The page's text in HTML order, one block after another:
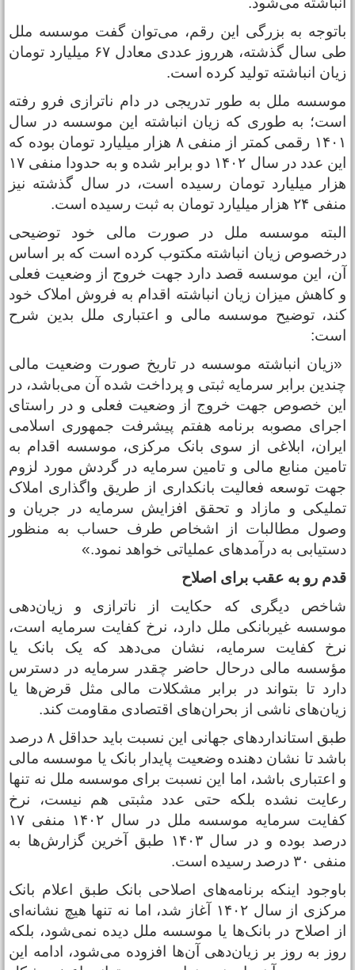
به بزرگی این رقم، می‌توان گفت موسسه ملل
طی سال گذشته، هرروز عددی معادل ۶۷ میلیارد تومان
انباشته تولید کرده است.
ملل به طور تدریجی در دام ناترازی فرو رفته
به طوری که زیان انباشته این موسسه در سال
۱۴۰۱ رقمی کمتر از منفی ۸ هزار میلیارد تومان بوده که
این عدد در سال ۱۴۰۲ دو برابر شده و به حدودا منفی ۱۷
میلیارد تومان رسیده است، در سال گذشته نیز
هزار میلیارد تومان به ثبت رسیده است.
موسسه ملل در صورت مالی خود توضیحی
زیان انباشته مکتوب کرده است که بر اساس
این موسسه قصد دارد جهت خروج از وضعیت فعلی
کاهش میزان زیان انباشته اقدام به فروش املاک خود
توضیح موسسه مالی و اعتباری ملل بدین شرح
انباشته موسسه در تاریخ صورت وضعیت مالی
برابر سرمایه ثبتی و پرداخت شده آن می‌باشد، در
خصوص جهت خروج از وضعیت فعلی و در راستای
مصوبه برنامه هفتم پیشرفت جمهوری اسلامی
ابلاغی از سوی بانک مرکزی، موسسه اقدام به
منابع مالی و تامین سرمایه در گردش مورد لزوم
توسعه فعالیت بانکداری از طریق واگذاری املاک
و مازاد و تحقق افزایش سرمایه در جریان و
مطالبات از اشخاص طرف حساب به منظور
به درآمد‌های عملیاتی خواهد نمود.»
رو به عقب برای اصلاح
دیگری که حکایت از ناترازی و زیان‌دهی
غیربانکی ملل دارد، نرخ کفایت سرمایه است،
کفایت سرمایه، نشان می‌دهد که یک بانک یا
مالی درحال حاضر چقدر سرمایه در دسترس
تا بتواند در برابر مشکلات مالی مثل قرض‌ها یا
ناشی از بحران‌های اقتصادی مقاومت کند.
طبق استاندارد‌های جهانی این نسبت باید حداقل ۸ درصد
تا نشان دهنده وضعیت پایدار بانک یا موسسه مالی
اعتباری باشد، اما این نسبت برای موسسه ملل نه تنها
نشده بلکه حتی عدد مثبتی هم نیست، نرخ
کفایت سرمایه موسسه ملل در سال ۱۴۰۲ منفی ۱۷
درصد بوده و در سال ۱۴۰۳ طبق آخرین گزارش‌ها به
۳۰ درصد رسیده است.
اینکه برنامه‌های اصلاحی بانک طبق اعلام بانک
مرکزی از سال ۱۴۰۲ آغاز شد، اما نه تنها هیچ نشانه‌ای
اصلاح در بانک‌ها یا موسسه ملل دیده نمی‌شود، بلکه
به روز بر زیان‌دهی آن‌ها افزوده می‌شود، ادامه این